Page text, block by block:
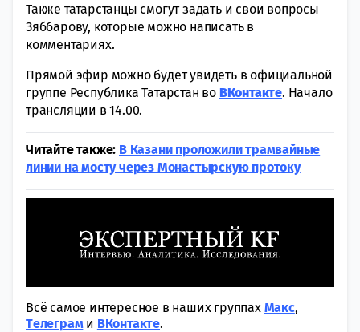
Также татарстанцы смогут задать и свои вопросы
Зяббарову, которые можно написать в
комментариях.
Прямой эфир можно будет увидеть в официальной
группе Республика Татарстан во ВКонтакте. Начало
трансляции в 14.00.
Читайте также: В Казани проложили трамвайные
линии на мосту через Монастырскую протоку
Всё самое интересное в наших группах Макс,
Tелеграми ВКонтакте.